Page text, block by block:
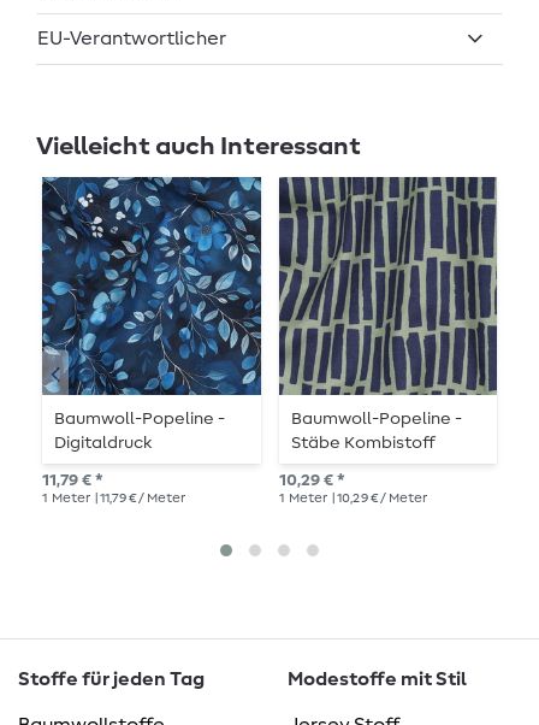
EU-Verantwortlicher
Vielleicht auch Interessant
Baumwoll-Popeline -
Digitaldruck
Blumenzweige Blau
11,79 € *
1 Meter | 11,79 € / Meter
Baumwoll-Popeline -
Stäbe Kombistoff
Armygrün
10,29 € *
1 Meter | 10,29 € / Meter
Stoffe für jeden Tag Modestoffe mit Stil